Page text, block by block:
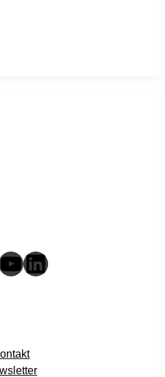
LinkedIn